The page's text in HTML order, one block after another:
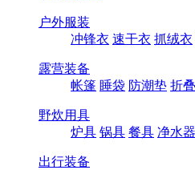
户外服装
冲锋衣 速干衣 抓绒衣
露营装备
帐篷 睡袋 防潮垫 折
野炊用具
炉具 锅具 餐具 净水器
出行装备